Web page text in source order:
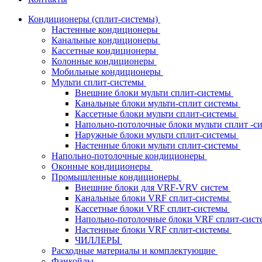
Кондиционеры (сплит-системы)
Настенные кондиционеры
Канальные кондиционеры
Кассетные кондиционеры
Колонные кондиционеры
Мобильные кондиционеры
Мульти сплит-системы
Внешние блоки мульти сплит-системы
Канальные блоки мульти-сплит системы
Кассетные блоки мульти сплит-системы
Напольно-потолочные блоки мульти сплит -
Наружные блоки мульти сплит-системы
Настенные блоки мульти сплит-системы
Напольно-потолочные кондиционеры
Оконные кондиционеры
Промышленные кондиционеры
Внешние блоки для VRF-VRV систем
Канальные блоки VRF сплит-системы
Кассетные блоки VRF сплит-системы
Напольно-потолочные блоки VRF сплит-
Настенные блоки VRF сплит-системы
ЧИЛЛЕРЫ
Расходные материалы и комплектующие